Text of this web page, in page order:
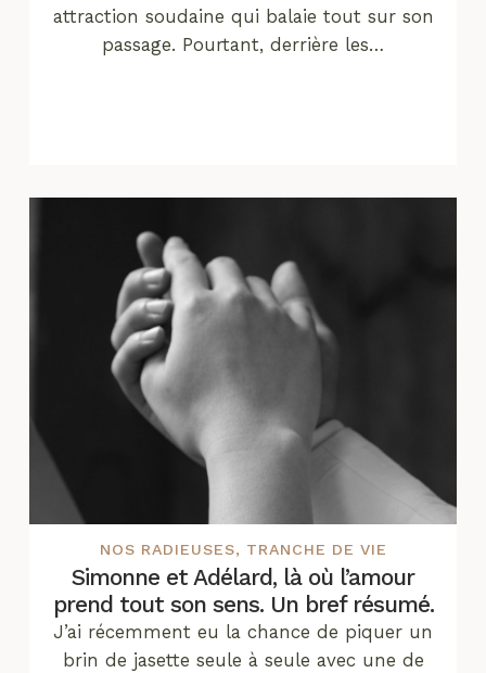
attraction soudaine qui balaie tout sur son
passage. Pourtant, derrière les…
NOS RADIEUSES, TRANCHE DE VIE
Simonne et Adélard, là où l’amour
prend tout son sens. Un bref résumé.
J’ai récemment eu la chance de piquer un
brin de jasette seule à seule avec une de